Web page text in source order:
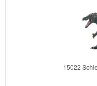
15022